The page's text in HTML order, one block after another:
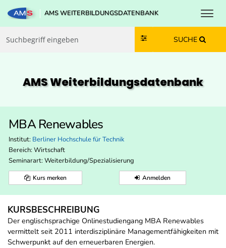
Zum Inhalt springen
Zum Navmenü springen
Zur Suche springen
Zur Footer springen
AMS WEITERBILDUNGSDATENBANK
SUCHE
AMS Weiterbildungs­datenbank
MBA Renewables
Institut: Berliner Hochschule für Technik
Bereich: Wirtschaft
Seminarart: Weiterbildung/Spezialisierung
Kurs merken Anmelden
KURSBESCHREIBUNG
Der englischsprachige Onlinestudiengang MBA Renewables
vermittelt seit 2011 interdisziplinäre Managementfähigkeiten mit
Schwerpunkt auf den erneuerbaren Energien.